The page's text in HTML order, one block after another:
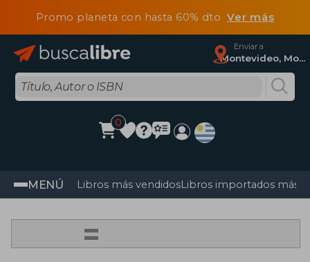
Promo planeta con hasta 60% dtoVer más
Enviar a
Montevideo, Montevideo
0
MENÚ Libros más vendidosLibros importados más
=